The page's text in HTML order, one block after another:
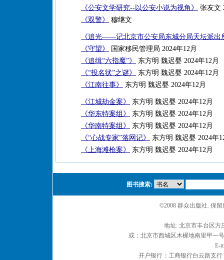
《公安文学研究--以公安小说为视角》
张友文
《双警》
穆继文
《追光——记北京市公安局东城分局天坛派出
《守望》
国家移民管理局 2024年12月
《追缉“六指魔”》
东方明 魏迟婴 2024年12月
《“投名状”之谜》
东方明 魏迟婴 2024年12月
《江南往事》
东方明 魏迟婴 2024年12月
《江城劫金案》
东方明 魏迟婴 2024年12月
《华东特案组》
东方明 魏迟婴 2024年12月
《华南特案组》
东方明 魏迟婴 2024年12月
《“心战专家”落网记》
东方明 魏迟婴 2024年
《上海滩枪案》
东方明 魏迟婴 2024年12月
图书搜索:
©2008 群众出版社. 保
地址: 北京市丰台区
或：北京市西城区木樨地南里甲一
E-
开户银行：工商银行白云路支